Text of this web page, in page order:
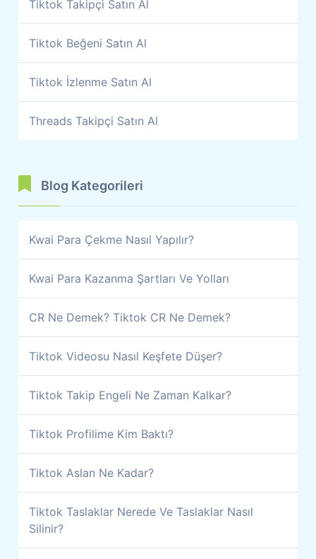
Tiktok Takipçi Satın Al
Tiktok Beğeni Satın Al
Tiktok İzlenme Satın Al
Threads Takipçi Satın Al
Blog Kategorileri
Kwai Para Çekme Nasıl Yapılır?
Kwai Para Kazanma Şartları Ve Yolları
CR Ne Demek? Tiktok CR Ne Demek?
Tiktok Videosu Nasıl Keşfete Düşer?
Tiktok Takip Engeli Ne Zaman Kalkar?
Tiktok Profilime Kim Baktı?
Tiktok Aslan Ne Kadar?
Tiktok Taslaklar Nerede Ve Taslaklar Nasıl
Silinir?